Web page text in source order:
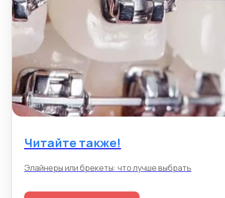
Читайте также!
Элайнеры или брекеты: что лучше выбрать